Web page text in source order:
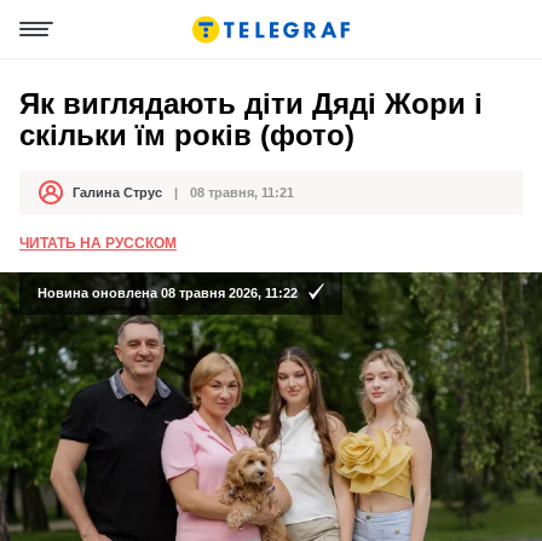
Як виглядають діти Дяді Жори і
скільки їм років (фото)
АвторГалина Струс
Дата публікації 08 травня, 11:21
ЧИТАТЬ НА РУССКОМ
Новина оновлена 08 травня 2026, 11:22